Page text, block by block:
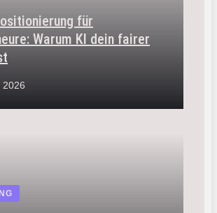
für
Warum KI dein fairer
2026